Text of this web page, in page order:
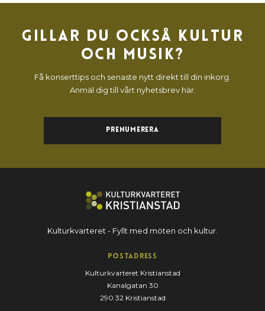
Gillar du också kultur
och musik?
Få konserttips och senaste nytt direkt till din inkorg.
Anmäl dig till vårt nyhetsbrev här.
Prenumerera
Kulturkvarteret - Fyllt med möten och kultur.
Postadress
Kulturkvarteret Kristianstad
Kanalgatan 30
290 32 Kristianstad